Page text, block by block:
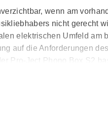
wenn am
nicht gerecht
elektrischen Umfeld
auf die Anforderungen
Pro-Ject Phono Box S2
für die